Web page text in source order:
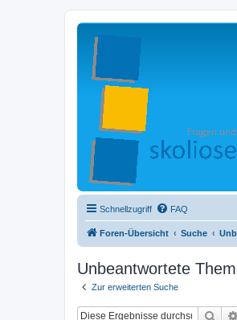
Schnellzugriff FAQ
Foren-Übersicht Suche
Unbeantwortete
Zur erweiterten Suche
Suche